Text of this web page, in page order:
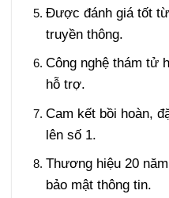
Được đánh giá tốt
truyền thông.
Công nghệ thám tử
hỗ trợ.
Cam kết bồi hoàn,
lên số 1.
Thương hiệu 20
bảo mật thông tin.